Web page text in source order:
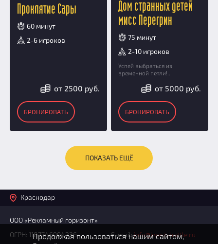
Проклятие Сары
60 минут
2-6 игроков
от 2500 руб.
БРОНИРОВАТЬ
Дом странных детей
мисс Перегрин
75 минут
2-10 игроков
Успей выбраться из
временной петли!..
от 5000 руб.
БРОНИРОВАТЬ
ПОКАЗАТЬ ЕЩЁ
Краснодар
ООО «Рекламный горизонт»
ОГРН: 1187746994236
E-mail:info@kvest-battle.ru
Продолжая пользоваться нашим сайтом,